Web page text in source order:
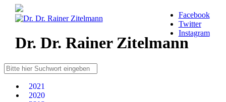
Dr. Dr. Rainer Zitelmann
Facebook
Twitter
Instagram
2021
2020